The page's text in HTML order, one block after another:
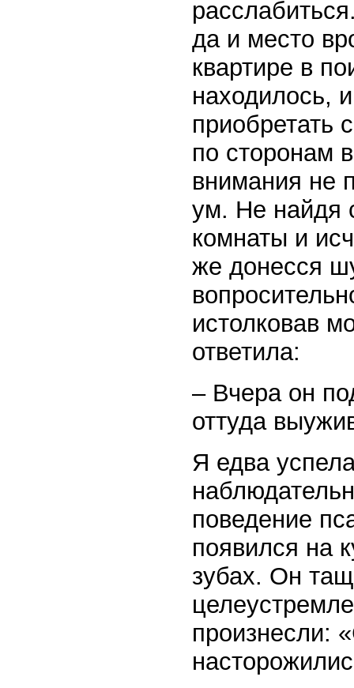
да и место
квартире в
находилось,
приобретать
по сторонам
внимания не
ум. Не найдя
комнаты и
же донесся
истолковав
ответила:
– Вчера он
оттуда
Я едва
поведение
появился на
зубах. Он
произнесли: